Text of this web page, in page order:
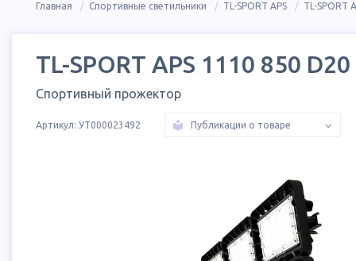
Главная Спортивные светильники TL-SPORT APS TL-SPORT
TL-SPORT APS 1110 850 D20
Спортивный прожектор
Артикул: УТ000023492 Публикации о товаре